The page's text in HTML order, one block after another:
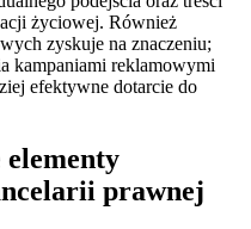
życiowej. Również
zyskuje na znaczeniu;
kampaniami reklamowymi
efektywne dotarcie do
elementy
prawnej